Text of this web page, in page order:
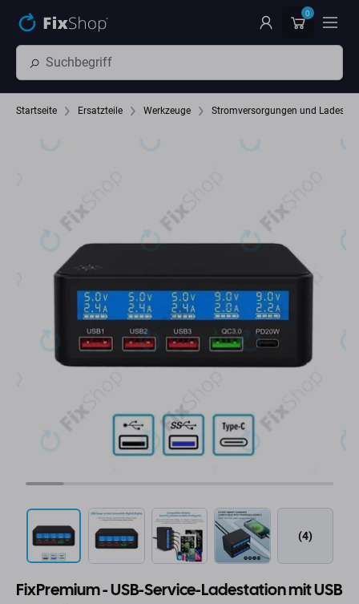
0
Startseite Ersatzteile Werkzeuge Stromversorgungen und
(4)
FixPremium - USB-Service-Ladestation mit USB